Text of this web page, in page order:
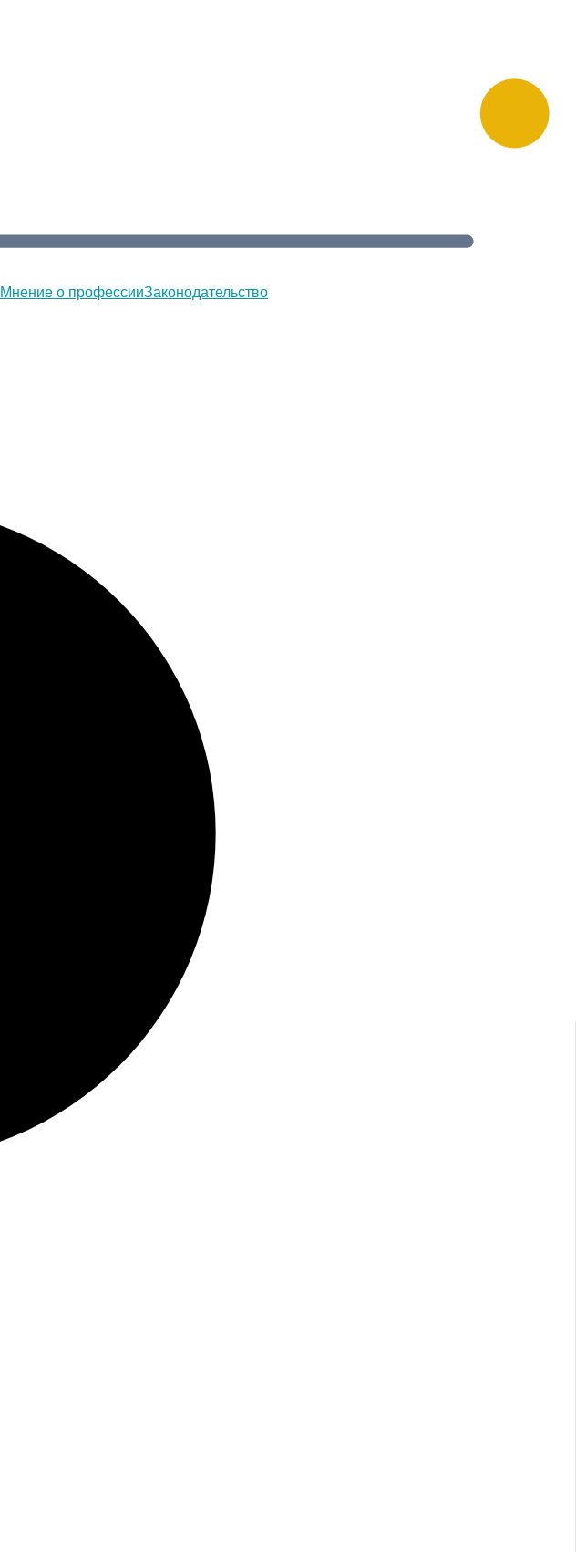
Мнение о профессииЗаконодательство